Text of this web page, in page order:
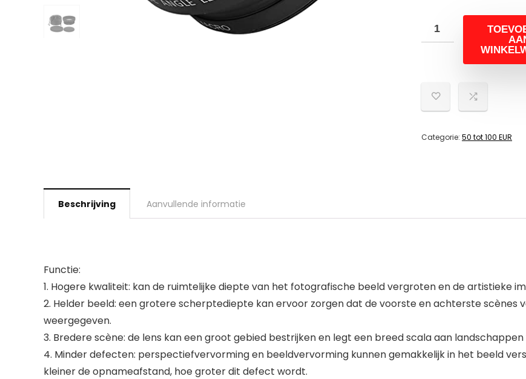
Categorie: 50 tot 100 EUR
Beschrijving Aanvullende informatie
Functie:
1. Hogere kwaliteit: kan de ruimtelijke diepte van het fotografische beeld vergroten en de artistieke
2. Helder beeld: een grotere scherptediepte kan ervoor zorgen dat de voorste en achterste scènes
weergegeven.
3. Bredere scène: de lens kan een groot gebied bestrijken en legt een breed scala aan
4. Minder defecten: perspectiefvervorming en beeldvervorming kunnen gemakkelijk in het beeld
kleiner de opnameafstand, hoe groter dit defect wordt.